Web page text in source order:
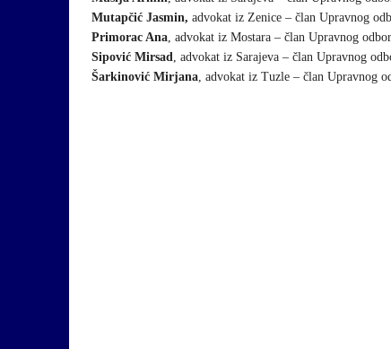
Mutapčić Jasmin, advokat iz Zenice – član Upravnog
Primorac Ana, advokat iz Mostara – član Upravnog
Sipović Mirsad, advokat iz Sarajeva – član Upravnog
Šarkinović Mirjana, advokat iz Tuzle – član Upravnog